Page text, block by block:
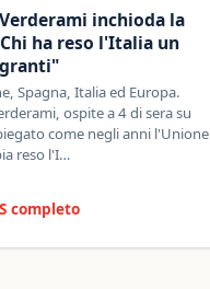
inchioda la
ha reso l'Italia un
Spagna, Italia ed Europa.
ospite a 4 di sera su
come negli anni l'Unione
reso l'I…
completo